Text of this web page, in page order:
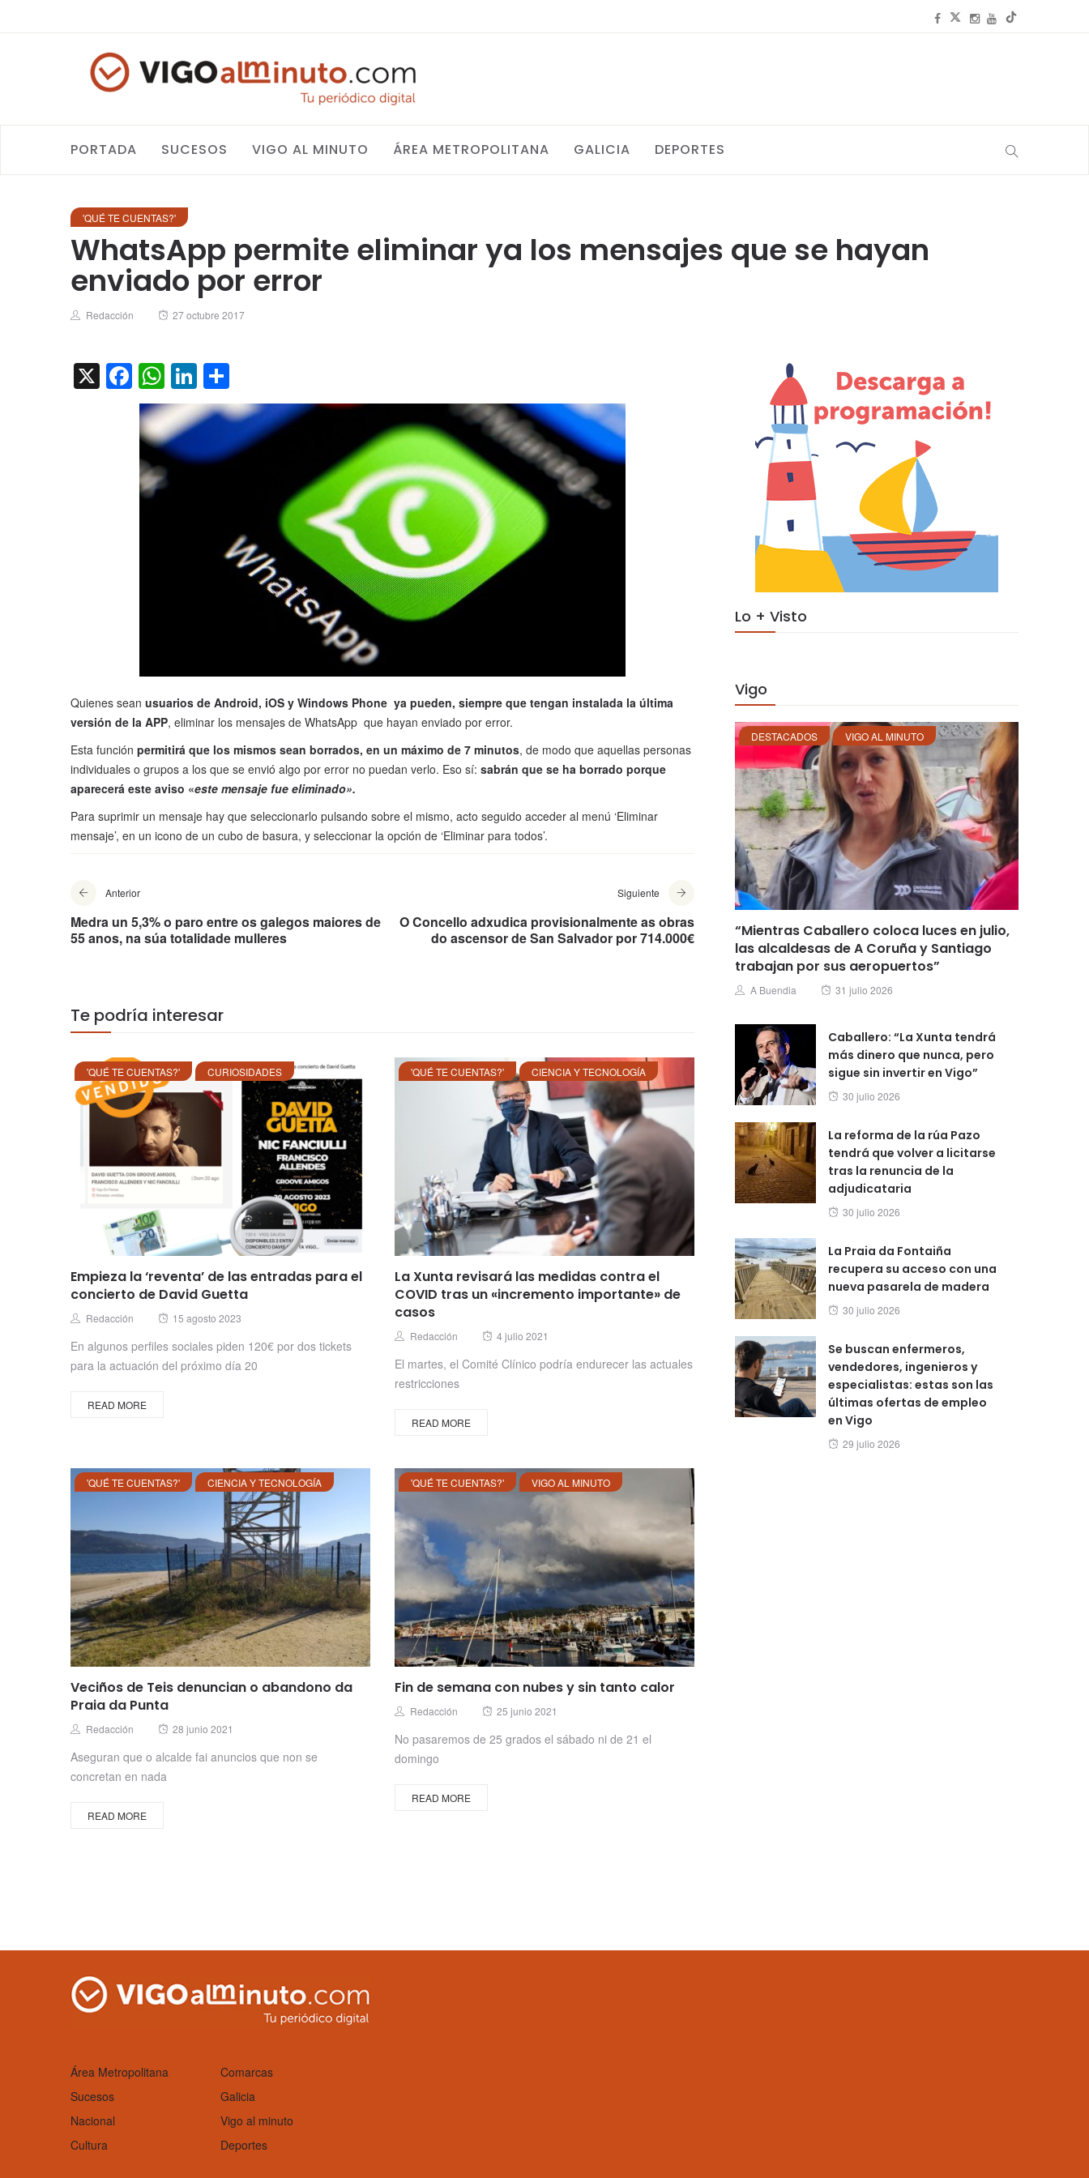
PORTADA SUCESOS VIGO AL MINUTO ÁREA METROPOLITANA GALICIA DEPORTES
'QUÉ TE CUENTAS?'
WhatsApp permite eliminar ya los mensajes que se hayan
enviado por error
Author
Redacción
Posted
27 octubre 2017
X Facebook
WhatsApp
LinkedIn
Quienes sean usuarios de Android, iOS y Windows Phone ya pueden, siempre que tengan instalada la última
versión de la APP, eliminar los mensajes de WhatsApp que hayan enviado por error.
Esta función permitirá que los mismos sean borrados, en un máximo de 7 minutos, de modo que aquellas personas
individuales o grupos a los que se envió algo por error no puedan verlo. Eso sí: sabrán que se ha borrado porque
aparecerá este aviso «este mensaje fue eliminado».
Para suprimir un mensaje hay que seleccionarlo pulsando sobre el mismo, acto seguido acceder al menú ‘Eliminar
mensaje’, en un icono de un cubo de basura, y seleccionar la opción de ‘Eliminar para todos’.
Anterior
Medra un 5,3% o paro entre os galegos maiores de
55 anos, na súa totalidade mulleres
Siguiente
O Concello adxudica provisionalmente as obras
do ascensor de San Salvador por 714.000€
Te podría interesar
'QUÉ TE CUENTAS?' CURIOSIDADES
Empieza la ‘reventa’ de las entradas para el
concierto de David Guetta
Author
Redacción
Posted
15 agosto 2023
En algunos perfiles sociales piden 120€ por dos tickets
para la actuación del próximo día 20
READ MORE
'QUÉ TE CUENTAS?' CIENCIA Y TECNOLOGÍA
La Xunta revisará las medidas contra el
COVID tras un «incremento importante» de
casos
Author
Redacción
Posted
4 julio 2021
El martes, el Comité Clínico podría endurecer las actuales
restricciones
READ MORE
'QUÉ TE CUENTAS?' CIENCIA Y TECNOLOGÍA
Veciños de Teis denuncian o abandono da
Praia da Punta
Author
Redacción
Posted
28 junio 2021
Aseguran que o alcalde fai anuncios que non se
concretan en nada
READ MORE
'QUÉ TE CUENTAS?' VIGO AL MINUTO
Fin de semana con nubes y sin tanto calor
Author
Redacción
Posted
25 junio 2021
No pasaremos de 25 grados el sábado ni de 21 el
domingo
READ MORE
Lo + Visto
Vigo
DESTACADOS VIGO AL MINUTO
“Mientras Caballero coloca luces en julio,
las alcaldesas de A Coruña y Santiago
trabajan por sus aeropuertos”
Author
A Buendia
Posted
31 julio 2026
Caballero: “La Xunta tendrá
más dinero que nunca, pero
sigue sin invertir en Vigo”
Posted
30 julio 2026
La reforma de la rúa Pazo
tendrá que volver a licitarse
tras la renuncia de la
adjudicataria
Posted
30 julio 2026
La Praia da Fontaiña
recupera su acceso con una
nueva pasarela de madera
Posted
30 julio 2026
Se buscan enfermeros,
vendedores, ingenieros y
especialistas: estas son las
últimas ofertas de empleo
en Vigo
Posted
29 julio 2026
Área Metropolitana
Comarcas
Sucesos
Galicia
Nacional
Vigo al minuto
Cultura
Deportes